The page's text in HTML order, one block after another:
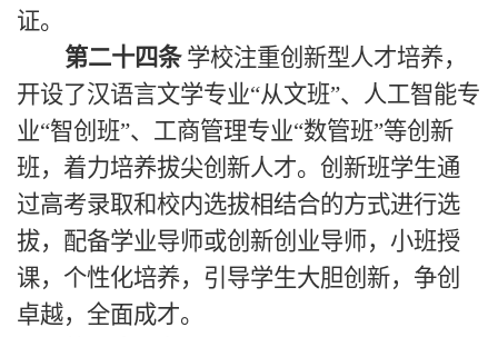
证。
第二十四条 学校注重创新型人才培养，
开设了汉语言文学专业“从文班”、人工智能专
业“智创班”、工商管理专业“数管班”等创新
班，着力培养拔尖创新人才。创新班学生通
过高考录取和校内选拔相结合的方式进行选
拔，配备学业导师或创新创业导师，小班授
课，个性化培养，引导学生大胆创新，争创
卓越，全面成才。